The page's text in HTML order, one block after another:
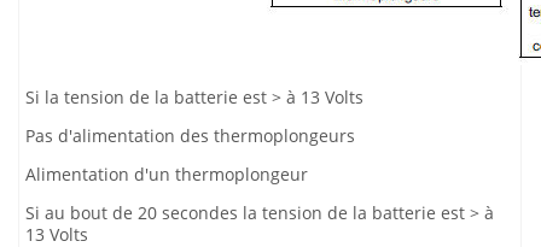
Si la tension de la batterie est > à 13 Volts
Pas d'alimentation des thermoplongeurs
Alimentation d'un thermoplongeur
Si au bout de 20 secondes la tension de la batterie est > à
13 Volts